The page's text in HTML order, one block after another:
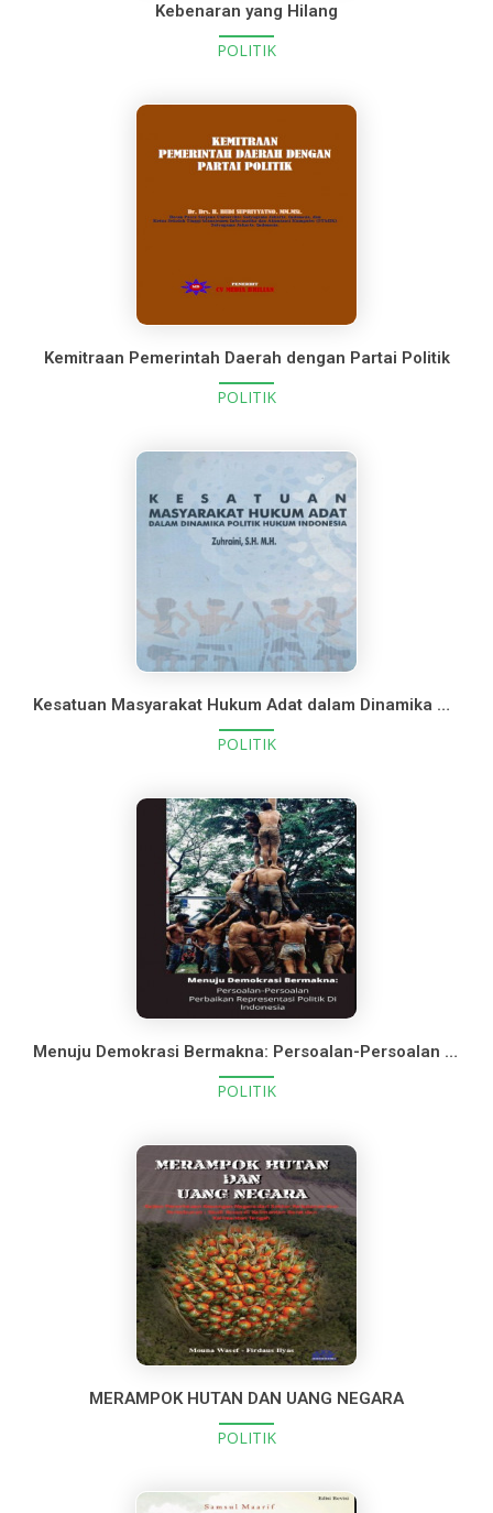
Kebenaran yang Hilang
POLITIK
Kemitraan Pemerintah Daerah dengan Partai Politik
POLITIK
Kesatuan Masyarakat Hukum Adat dalam Dinamika Politik Hukum Indonesia
POLITIK
Menuju Demokrasi Bermakna: Persoalan-Persoalan Perbaikan Representasi Politik di Indonesia
POLITIK
MERAMPOK HUTAN DAN UANG NEGARA
POLITIK